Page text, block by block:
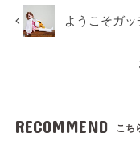
ようこそガ
RECOMMEND こち